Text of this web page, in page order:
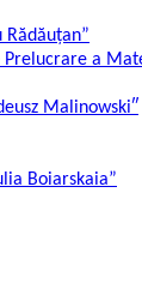
a
Malinowski″
Boiarskaia”